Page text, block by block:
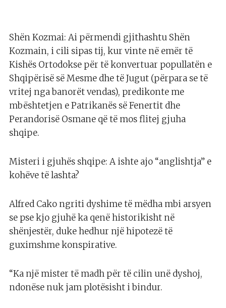
Shën Kozmai: Ai përmendi gjithashtu Shën
Kozmain, i cili sipas tij, kur vinte në emër të
Kishës Ortodokse për të konvertuar popullatën e
Shqipërisë së Mesme dhe të Jugut (përpara se të
vritej nga banorët vendas), predikonte me
mbështetjen e Patrikanës së Fenertit dhe
Perandorisë Osmane që të mos flitej gjuha
shqipe.
Misteri i gjuhës shqipe: A ishte ajo “anglishtja” e
kohëve të lashta?
Alfred Cako ngriti dyshime të mëdha mbi arsyen
se pse kjo gjuhë ka qenë historikisht në
shënjestër, duke hedhur një hipotezë të
guximshme konspirative.
“Ka një mister të madh për të cilin unë dyshoj,
ndonëse nuk jam plotësisht i bindur.